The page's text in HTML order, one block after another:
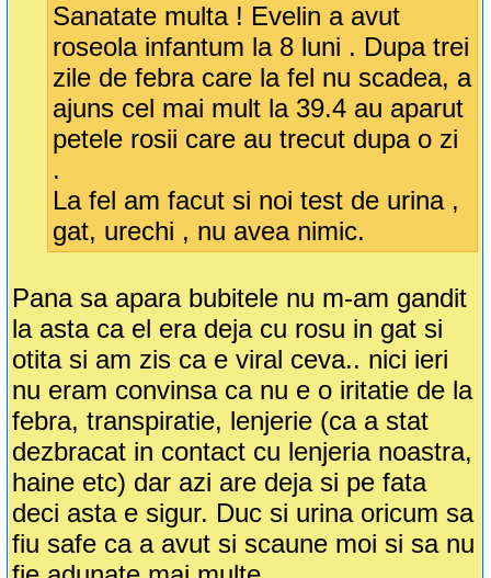
Sanatate multa ! Evelin a avut
roseola infantum la 8 luni . Dupa trei
zile de febra care la fel nu scadea, a
ajuns cel mai mult la 39.4 au aparut
petele rosii care au trecut dupa o zi
.
La fel am facut si noi test de urina ,
gat, urechi , nu avea nimic.
Pana sa apara bubitele nu m-am gandit
la asta ca el era deja cu rosu in gat si
otita si am zis ca e viral ceva.. nici ieri
nu eram convinsa ca nu e o iritatie de la
febra, transpiratie, lenjerie (ca a stat
dezbracat in contact cu lenjeria noastra,
haine etc) dar azi are deja si pe fata
deci asta e sigur. Duc si urina oricum sa
fiu safe ca a avut si scaune moi si sa nu